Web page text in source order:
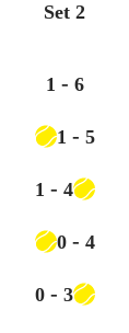
Set 2
1 - 6
1 - 5
1 - 4
0 - 4
0 - 3